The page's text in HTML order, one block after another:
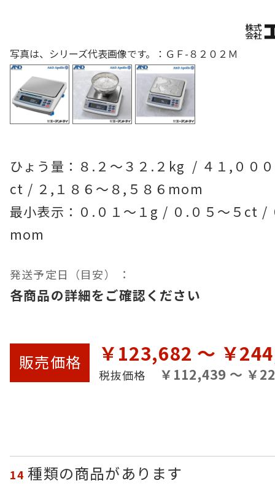
写真は、シリーズ代表画像です。：ＧＦ-８２０２Ｍ
ひょう量：８.２～３２.２kg  / ４１,００
ct / ２,１８６～８,５８６mom
最小表示：０.０１～１g / ０.０５～５ct /
mom
発送予定日（目安） ：
各商品の詳細をご確認ください
販売価格 ￥123,682 ～ ￥
税抜価格 ￥112,439 ～ ￥
14 種類の商品があります